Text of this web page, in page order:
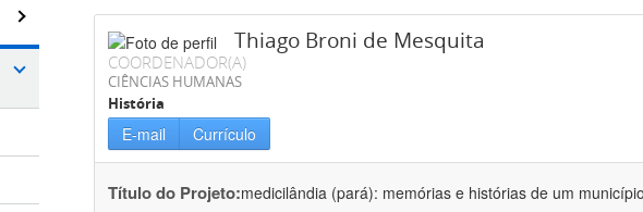
Thiago Broni de Mesquita
COORDENADOR(A)
CIÊNCIAS HUMANAS
História
E-mail Currículo
Título do Projeto:medicilândia (pará): memórias e histórias de um